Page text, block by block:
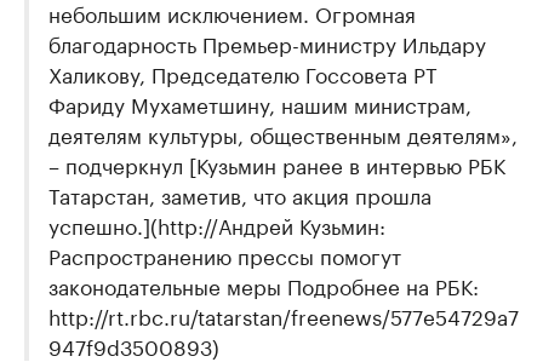
небольшим исключением. Огромная
благодарность Премьер-министру Ильдару
Халикову, Председателю Госсовета РТ
Фариду Мухаметшину, нашим министрам,
деятелям культуры, общественным деятелям»,
– подчеркнул [Кузьмин ранее в интервью РБК
Татарстан, заметив, что акция прошла
успешно.](http://Андрей Кузьмин:
Распространению прессы помогут
законодательные меры Подробнее на РБК:
http://rt.rbc.ru/tatarstan/freenews/577e54729a7
947f9d3500893)